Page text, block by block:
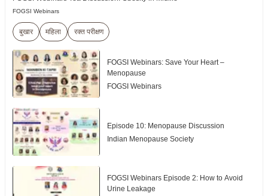
FOGSI Webinars
बुखार महिला रक्त परीक्षण
FOGSI Webinars: Save Your Heart –
Menopause
FOGSI Webinars
Episode 10: Menopause Discussion
Indian Menopause Society
FOGSI Webinars Episode 2: How to Avoid
Urine Leakage